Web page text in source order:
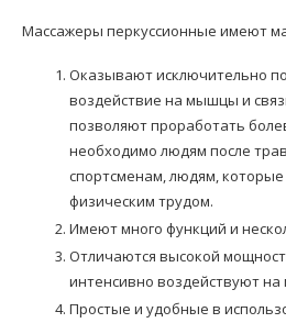
Массажеры перкуссионные имеют
Оказывают исключительно
воздействие на мышцы и
позволяют проработать
необходимо людям после
спортсменам, людям,
физическим трудом.
Имеют много функций и
Отличаются высокой
интенсивно воздействуют на
Простые и удобные в